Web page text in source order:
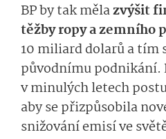
BP by tak mělazvýšit
těžby ropy a zemního
10 miliard dolarů a tím
původnímu podnikání.
v minulých letech
aby se přizpůsobila
snižování emisí ve